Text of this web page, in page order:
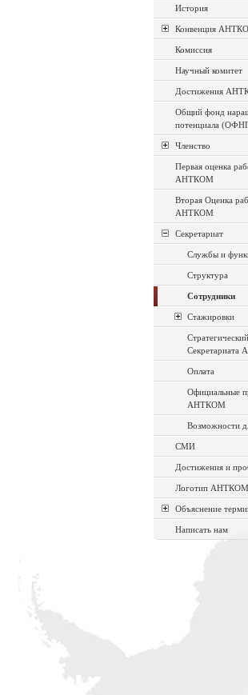
История
Конвенция
Комиссия
Научный комитет
Достижения
Общий фонд
потенциала
Членство
Первая оценка
АНТКОМ
Вторая Оценка
АНТКОМ
Секретариат
Службы и
Структура
Сотрудники
Стажировки
Оплата
Официальные
АНТКОМ
Возможности
СМИ
Достижения и
Логотип АНТКОМ
Объяснение
Написать нам